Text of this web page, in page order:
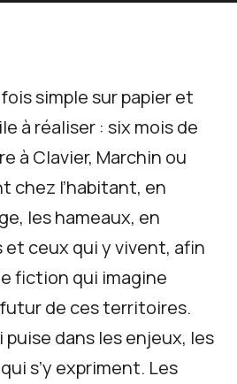
simple sur papier et
à réaliser : six mois de
à Clavier, Marchin ou
chez l’habitant, en
les hameaux, en
ceux qui y vivent, afin
fiction qui imagine
de ces territoires.
dans les enjeux, les
s’y expriment. Les